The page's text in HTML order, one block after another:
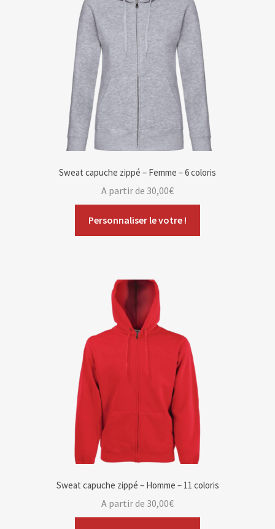
Sweat capuche zippé – Femme – 6 coloris
Personnaliser le votre !
A partir de 30,00€
Sweat capuche zippé – Homme – 11 coloris
A partir de 30,00€